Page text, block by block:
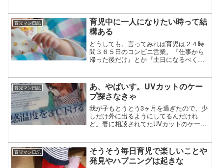
寝てくれるのにベッドに置くと必ずと言
っていいほど泣いて起...
育児マン日記
育児中に一人になりたい時って結
構ある
どうしても。言ってみれば育児は２４時
間３６５日のコンビニ営業。『仕事から
帰った後だけ』とか『土日になるべく手
らない。だからこそ、土曜は一人のリフ
レッシュタイムをとっても...
育児マン日記
あ、やばいす。UVカットのケー
プ探さなきゃ
我が子もとうとう3ヶ月を過ぎたので、少
しだけ外に出るようにしてるんだけれ
ど。妻に相談されてたUVカットのケープ
らスでもそれこそネットでもそれっぽい
のはこれしかない。ま...
育児マン日記
そうそう毎日育児で楽しいことや
発見やハプニングは起きな